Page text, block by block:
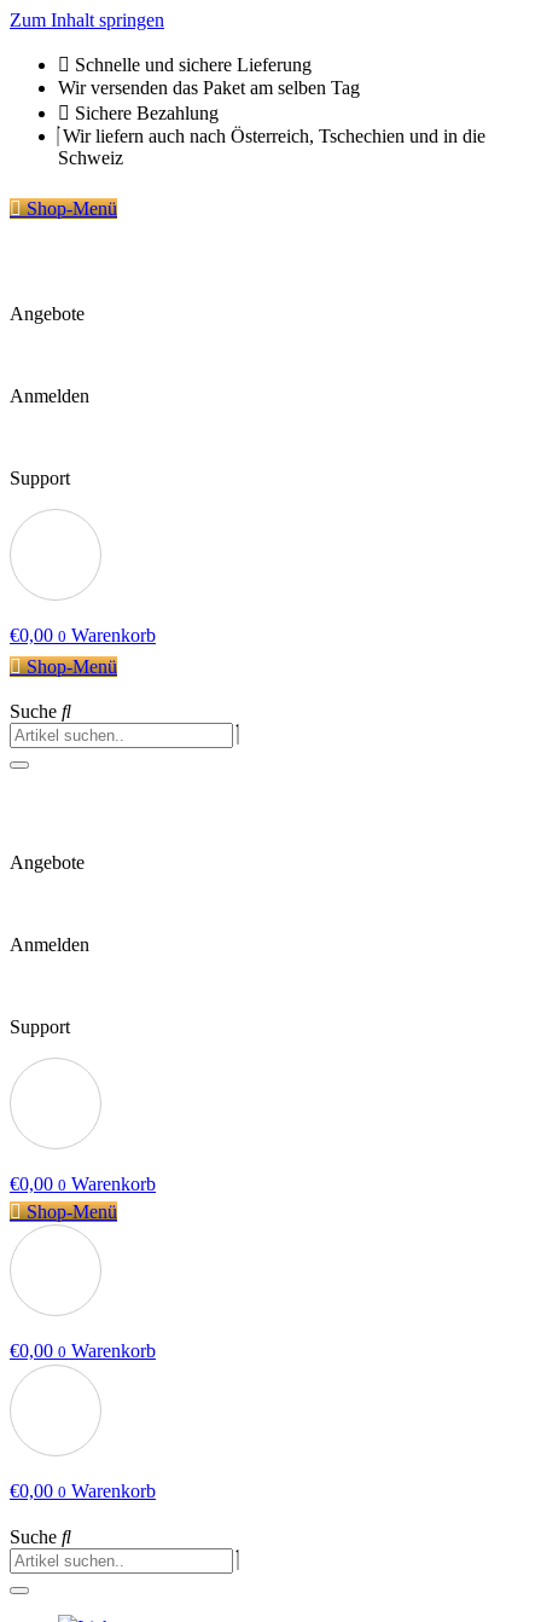
Zum Inhalt springen
Schnelle und sichere Lieferung
Wir versenden das Paket am selben Tag
Sichere Bezahlung
Wir liefern auch nach Österreich, Tschechien und in die
Schweiz
Shop-Menü
Angebote
Anmelden
Support
€0,00 0 Warenkorb
Shop-Menü
Suche
Angebote
Anmelden
Support
€0,00 0 Warenkorb
Shop-Menü
€0,00 0 Warenkorb
€0,00 0 Warenkorb
Suche